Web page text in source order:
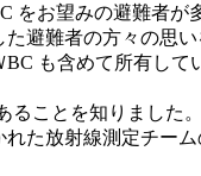
をお望みの避難者
避難者の方々の思
も含めて所有し
ることを知りまし
た放射線測定チー